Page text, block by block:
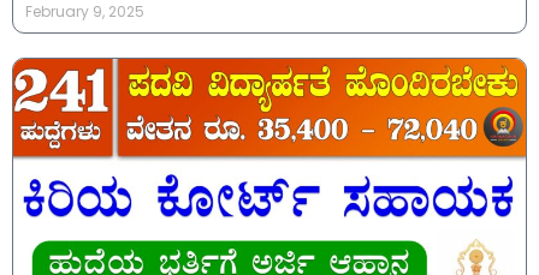
February 9, 2025